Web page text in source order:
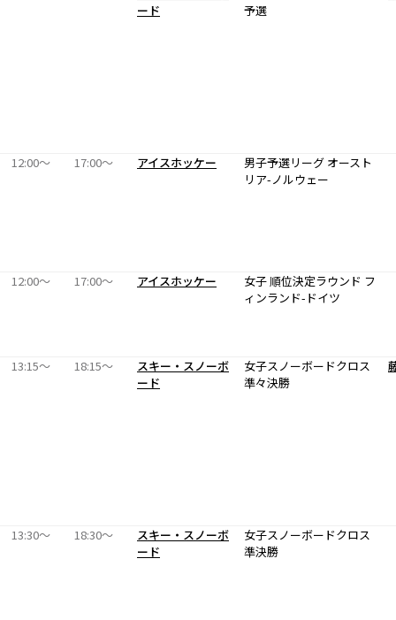
ード
予選
12:00〜 17:00〜 アイスホッケー
男子予選リーグ オースト
リア-ノルウェー
12:00〜 17:00〜 アイスホッケー
女子 順位決定ラウンド フ
ィンランド-ドイツ
13:15〜 18:15〜
スキー・スノーボ
ード
女子スノーボードクロス
準々決勝
13:30〜 18:30〜
スキー・スノーボ
ード
女子スノーボードクロス
準決勝